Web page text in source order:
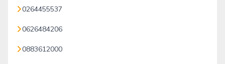
0264455537
0626484206
0883612000